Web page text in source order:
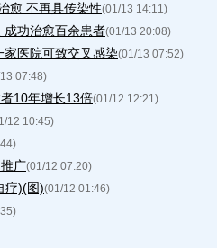
愈 不再具传染性(01/13 14:11)
功治愈百余患者(01/13 20:08)
医院可致交叉感染(01/13 07:52)
07:48)
10年增长13倍(01/12 12:21)
12 10:45)
广(01/12 07:20)
疗)(图)(01/12 01:46)